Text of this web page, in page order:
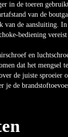
in de toeren
van de
van de aansluiting. In
bediening
en
dat het
de juiste sproeier
je de